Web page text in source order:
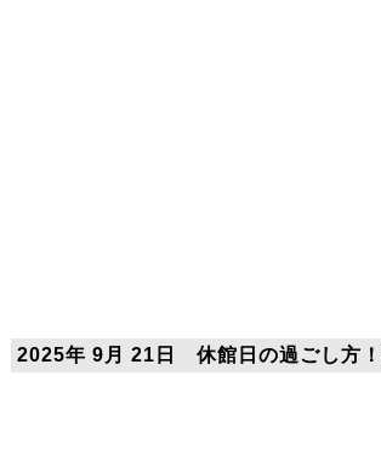
2025年 9月 21日 休館日の過ごし方